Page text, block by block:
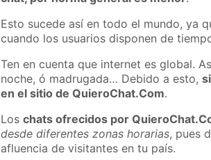
Esto sucede así en todo el mundo, ya
cuando los usuarios disponen de
Ten en cuenta que internet es global.
noche, ó madrugada… Debido a esto,
en el sitio de QuieroChat.Com.
Loschats ofrecidos por
desde diferentes zonas horarias, pues
afluencia de visitantes en tu país.